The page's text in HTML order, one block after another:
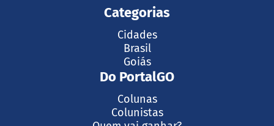
Categorias
Cidades
Brasil
Goiás
Do PortalGO
Colunas
Colunistas